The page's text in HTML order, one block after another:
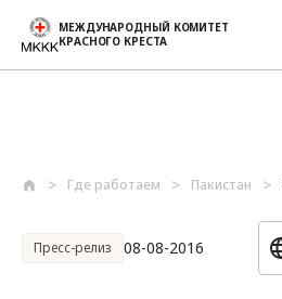
МЕЖДУНАРОДНЫЙ КОМИТЕТ
КРАСНОГО КРЕСТА
Где работаем Пакистан
Пресс-релиз 08-08-2016